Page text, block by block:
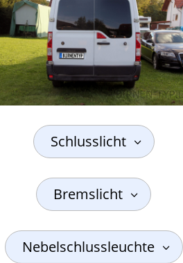
Schlusslicht
Bremslicht
Nebelschlussleuchte